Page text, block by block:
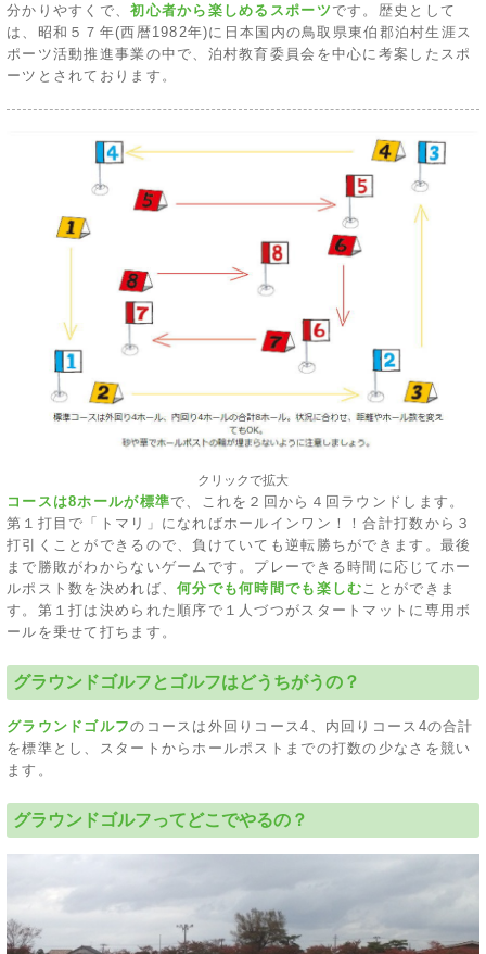
分かりやすくで、初心者から楽しめるスポーツ です。歴史として
は、昭和５７年(西暦1982年)に日本国内の鳥取県東伯郡泊村生涯ス
ポーツ活動推進事業の中で、泊村教育委員会を中心に考案したスポ
ーツとされております。
クリックで拡大
コースは8ホールが標準で、これを２回から４回ラウンドします。
第１打目で「トマリ」になればホールインワン！！合計打数から３
打引くことができるので、負けていても逆転勝ちができます。最後
まで勝敗がわからないゲームです。プレーできる時間に応じてホー
ルポスト数を決めれば、何分でも何時間でも楽しむ ことができま
す。第１打は決められた順序で１人づつがスタートマットに専用ボ
ールを乗せて打ちます。
グラウンドゴルフとゴルフはどうちがうの？
グラウンドゴルフのコースは外回りコース4、内回りコース4の合計
を標準とし、スタートからホールポストまでの打数の少なさを競い
ます。
グラウンドゴルフってどこでやるの？